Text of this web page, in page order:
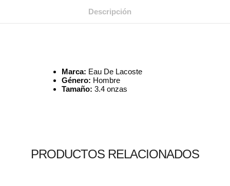
Descripción
Marca: Eau De Lacoste
Género: Hombre
Tamaño: 3.4 onzas
PRODUCTOS RELACIONADOS